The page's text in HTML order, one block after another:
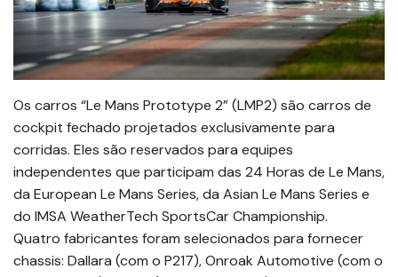
Os carros “Le Mans Prototype 2” (LMP2) são carros de
cockpit fechado projetados exclusivamente para
corridas. Eles são reservados para equipes
independentes que participam das 24 Horas de Le Mans,
da European Le Mans Series, da Asian Le Mans Series e
do IMSA WeatherTech SportsCar Championship.
Quatro fabricantes foram selecionados para fornecer
chassis: Dallara (com o P217), Onroak Automotive (com o